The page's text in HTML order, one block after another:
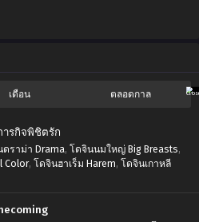
เดือน ตลอดกาล
ารกิจพิชิตรัก
ดราม่า Drama, โดจินนมใหญ่ Big Breasts,
Color, โดจินฮาเร็ม Harem, โดจินเกาหลี